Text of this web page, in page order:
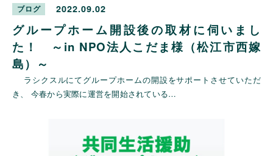
ブログ 2022.09.02
グループホーム開設後の取材に伺いまし
た！ ～in NPO法人こだま様（松江市西嫁
島）～
ラシクスルにてグループホームの開設をサポートさせていただ
き、 今春から実際に運営を開始されている…